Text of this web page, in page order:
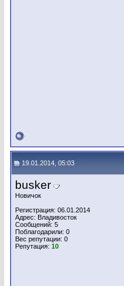
19.01.2014, 05:03
busker
Новичок
Регистрация: 06.01.2014
Адрес: Владивосток
Сообщений: 5
Поблагодарили: 0
Вес репутации: 0
Репутация: 10